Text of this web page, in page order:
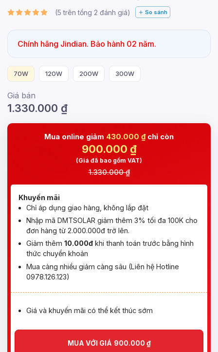
(5 trên tổng 2 đánh giá) So sánh
Chính hãng Jindian. Bảo hành 02 năm.
70W 120W 200W 300W
Giá bán
1.330.000 ₫
Mua online giảm 430.000 ₫chỉ còn
900.000 ₫
(Giá đã bao gồm VAT)
1.330.000 ₫
Khuyến mãi
Chỉ áp dụng giao hàng, không lắp đặt
Nhập mã DMTSOLAR giảm thêm 3% tối đa 100K cho
đơn hàng từ 2.000.000đ trở lên.
Giảm thêm 10.000đ khi thanh toán trước bằng hình
thức chuyển khoản
Mua càng nhiều giảm càng sâu (Liên hệ Hotline
0978.126.123)
Giá và khuyến mãi có thể kết thúc sớm
MUA VỚI GIÁ 900.000 ₫